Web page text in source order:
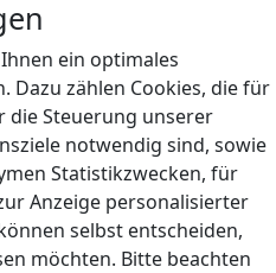
ein optimales
Dazu zählen Cookies, die für
die Steuerung unserer
notwendig sind, sowie
Statistikzwecken, für
Anzeige personalisierter
selbst entscheiden,
möchten. Bitte beachten